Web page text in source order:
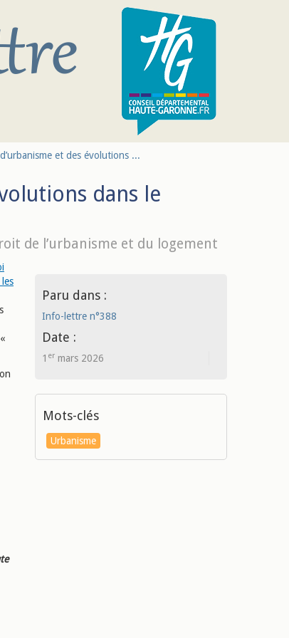
et des évolutions ...
dans le
de l’urbanisme et du logement
Paru dans :
Info-lettre n°388
Date :
1 ermars 2026
Mots-clés
Urbanisme